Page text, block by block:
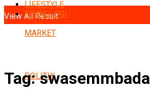
View All Result
MARKET
POLITIK
LIFESTYLE
TEKNOLOGI
Tag:swasemmbada